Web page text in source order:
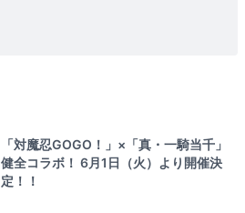
「対魔忍GOGO！」×「真・一騎当千」
健全コラボ！ 6月1日（火）より開催決
定！！